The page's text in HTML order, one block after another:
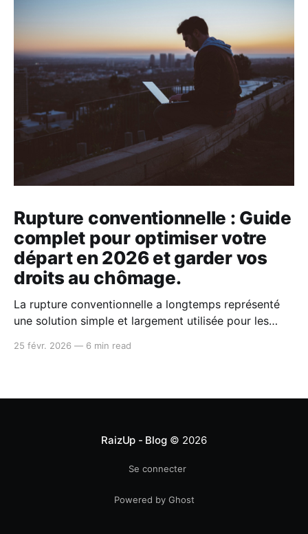
Rupture conventionnelle : Guide
complet pour optimiser votre
départ en 2026 et garder vos
droits au chômage.
La rupture conventionnelle a longtemps représenté
une solution simple et largement utilisée pour les
25 févr. 2026 — 6 min read
RaizUp - Blog© 2026
Se connecter
Powered by Ghost